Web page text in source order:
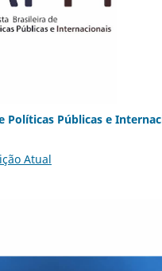
Políticas Públicas e
Atual